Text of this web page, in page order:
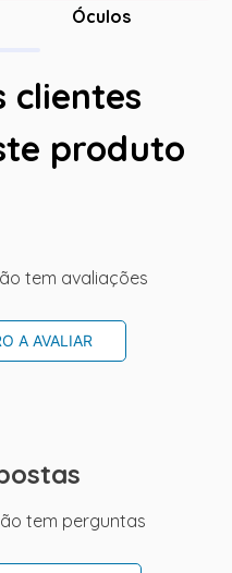
Óculos
clientes
produto
tem avaliações
A AVALIAR
tem perguntas